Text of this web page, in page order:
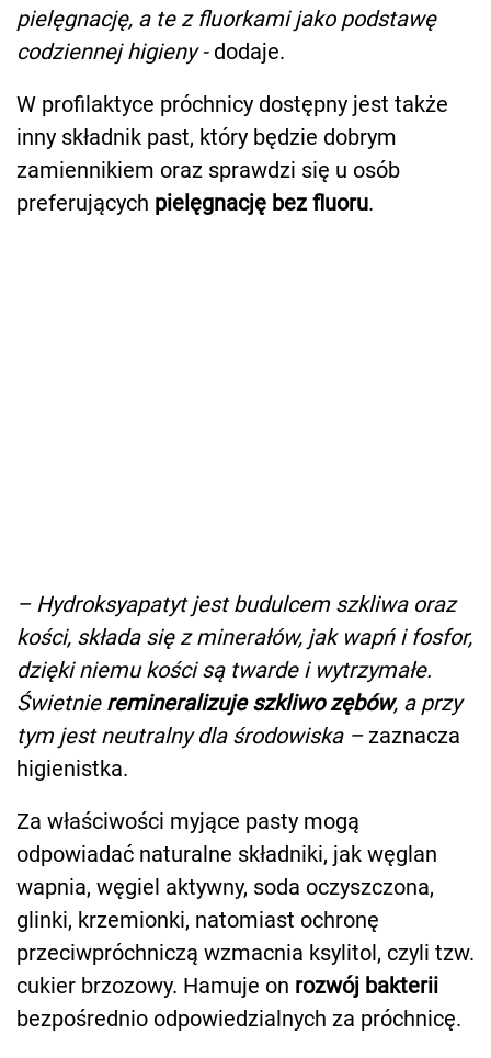
pielęgnację, a te z fluorkami jako podstawę
codziennej higieny -dodaje.
W profilaktyce próchnicy dostępny jest także
inny składnik past, który będzie dobrym
zamiennikiem oraz sprawdzi się u osób
preferujących pielęgnację bez fluoru.
– Hydroksyapatyt jest budulcem szkliwa oraz
kości, składa się z minerałów, jak wapń i fosfor,
dzięki niemu kości są twarde i wytrzymałe.
Świetnie remineralizuje szkliwo zębów, a przy
tym jest neutralny dla środowiska –zaznacza
higienistka.
Za właściwości myjące pasty mogą
odpowiadać naturalne składniki, jak węglan
wapnia, węgiel aktywny, soda oczyszczona,
glinki, krzemionki, natomiast ochronę
przeciwpróchniczą wzmacnia ksylitol, czyli tzw.
cukier brzozowy. Hamuje on rozwój bakterii
bezpośrednio odpowiedzialnych za próchnicę.